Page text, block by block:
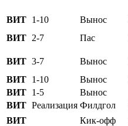
ВИТ 1-10 Вынос
ВИТ 2-7 Пас
ВИТ 3-7 Вынос
ВИТ 1-10 Вынос
ВИТ 1-5 Вынос
ВИТ Реализация Филдгол
ВИТ
Кик-офф